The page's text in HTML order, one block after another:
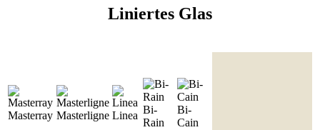
Liniertes Glas
Masterray Masterligne Linea Bi-
Rain
Bi-
Cain